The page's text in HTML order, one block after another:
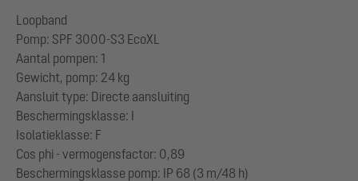
Loopband
Pomp: SPF 3000-S3 EcoXL
Aantal pompen: 1
Gewicht, pomp: 24 kg
Aansluit type: Directe aansluiting
Beschermingsklasse: I
Isolatieklasse: F
Cos phi - vermogensfactor: 0,89
Beschermingsklasse pomp: IP 68 (3 m/48 h)